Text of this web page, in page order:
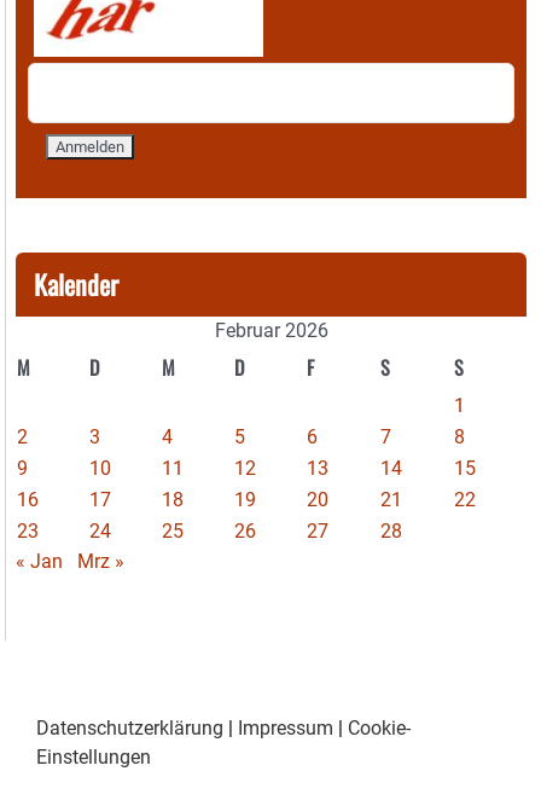
Kalender
Februar 2026
M D M D F S S
1
2
3 4 5 6 7
8
9
10 11 12 13 14
15
16
17 18 19 20 21
22
23
24 25 26 27
28
« Jan
Mrz »
Datenschutzerklärung Impressum
Cookie-
Einstellungen